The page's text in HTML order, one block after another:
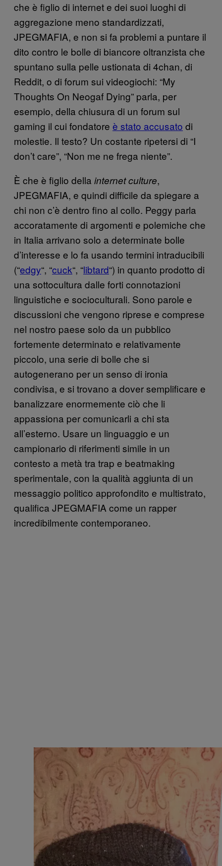
che è figlio di internet e dei suoi luoghi di
aggregazione meno standardizzati,
JPEGMAFIA, e non si fa problemi a puntare il
dito contro le bolle di biancore oltranzista che
spuntano sulla pelle ustionata di 4chan, di
Reddit, o di forum sui videogiochi: “My
Thoughts On Neogaf Dying” parla, per
esempio, della chiusura di un forum sul
gaming il cui fondatore è stato accusato di
molestie. Il testo? Un costante ripetersi di “I
don’t care”, “Non me ne frega niente”.
È che è figlio della internet culture,
JPEGMAFIA, e quindi difficile da spiegare a
chi non c’è dentro fino al collo. Peggy parla
accoratamente di argomenti e polemiche che
in Italia arrivano solo a determinate bolle
d’interesse e lo fa usando termini intraducibili
(“edgy“, “cuck“, “libtard“) in quanto prodotto di
una sottocultura dalle forti connotazioni
linguistiche e socioculturali. Sono parole e
discussioni che vengono riprese e comprese
nel nostro paese solo da un pubblico
fortemente determinato e relativamente
piccolo, una serie di bolle che si
autogenerano per un senso di ironia
condivisa, e si trovano a dover semplificare e
banalizzare enormemente ciò che li
appassiona per comunicarli a chi sta
all’esterno. Usare un linguaggio e un
campionario di riferimenti simile in un
contesto a metà tra trap e beatmaking
sperimentale, con la qualità aggiunta di un
messaggio politico approfondito e multistrato,
qualifica JPEGMAFIA come un rapper
incredibilmente contemporaneo.